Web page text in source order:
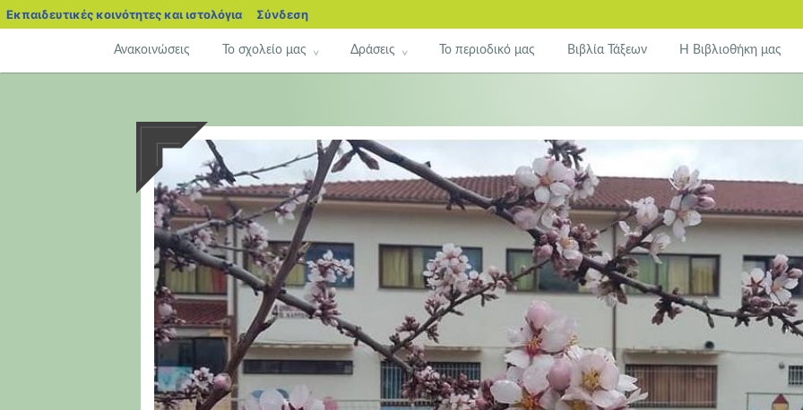
σε
Ανακοινώσεις Το σχολείο μας Δράσεις Το περιοδικό μας Βιβλία Τάξεων Η Βιβλιοθήκη μας
Εκπαιδευτικές κοινότητες και ιστολόγια blogs.sch.gr
Σύνδεση